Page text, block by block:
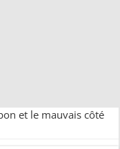
et le mauvais côté